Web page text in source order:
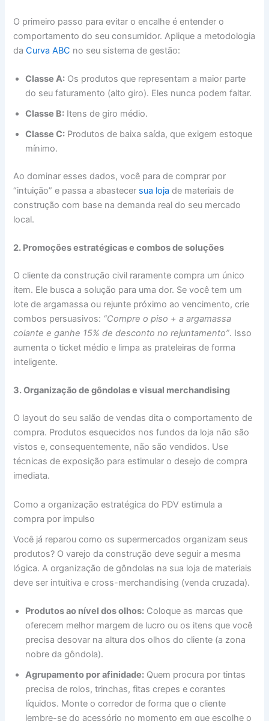
O primeiro passo para evitar o encalhe é entender o
comportamento do seu consumidor. Aplique a metodologia
daCurva ABC no seu sistema de gestão:
Classe A: Os produtos que representam a maior parte
do seu faturamento (alto giro). Eles nunca podem faltar.
Classe B: Itens de giro médio.
Classe C: Produtos de baixa saída, que exigem estoque
mínimo.
Ao dominar esses dados, você para de comprar por
“intuição” e passa a abastecer sua loja de materiais de
construção com base na demanda real do seu mercado
local.
2. Promoções estratégicas e combos de soluções
O cliente da construção civil raramente compra um único
item. Ele busca a solução para uma dor. Se você tem um
lote de argamassa ou rejunte próximo ao vencimento, crie
combos persuasivos: “Compre o piso + a argamassa
colante e ganhe 15% de desconto no rejuntamento”. Isso
aumenta o ticket médio e limpa as prateleiras de forma
inteligente.
3. Organização de gôndolas e visual merchandising
O layout do seu salão de vendas dita o comportamento de
compra. Produtos esquecidos nos fundos da loja não são
vistos e, consequentemente, não são vendidos. Use
técnicas de exposição para estimular o desejo de compra
imediata.
Como a organização estratégica do PDV estimula a
compra por impulso
Você já reparou como os supermercados organizam seus
produtos? O varejo da construção deve seguir a mesma
lógica. A organização de gôndolas na sua loja de materiais
deve ser intuitiva e cross-merchandising (venda cruzada).
Produtos ao nível dos olhos: Coloque as marcas que
oferecem melhor margem de lucro ou os itens que você
precisa desovar na altura dos olhos do cliente (a zona
nobre da gôndola).
Agrupamento por afinidade: Quem procura por tintas
precisa de rolos, trinchas, fitas crepes e corantes
líquidos. Monte o corredor de forma que o cliente
lembre-se do acessório no momento em que escolhe o